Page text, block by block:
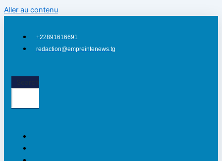
Aller au contenu
+22891616691
redaction@empreintenews.tg